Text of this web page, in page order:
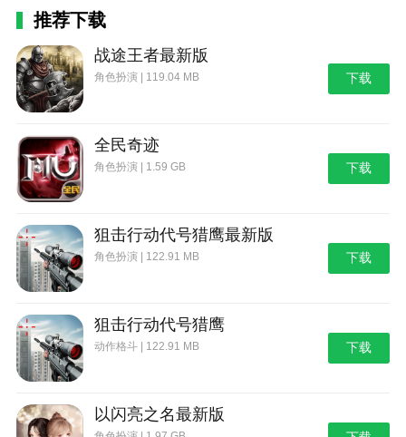
推荐下载
战途王者最新版
角色扮演 | 119.04 MB 下载
全民奇迹
角色扮演 | 1.59 GB 下载
狙击行动代号猎鹰最新版
角色扮演 | 122.91 MB 下载
狙击行动代号猎鹰
动作格斗 | 122.91 MB 下载
以闪亮之名最新版